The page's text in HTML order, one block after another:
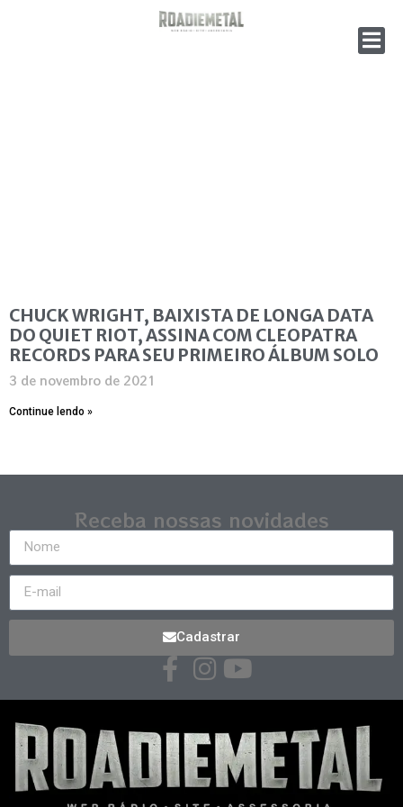
CHUCK WRIGHT, BAIXISTA DE LONGA DATA
DO QUIET RIOT, ASSINA COM CLEOPATRA
RECORDS PARA SEU PRIMEIRO ÁLBUM SOLO
3 de novembro de 2021
Continue lendo »
Receba nossas novidades
Cadastrar